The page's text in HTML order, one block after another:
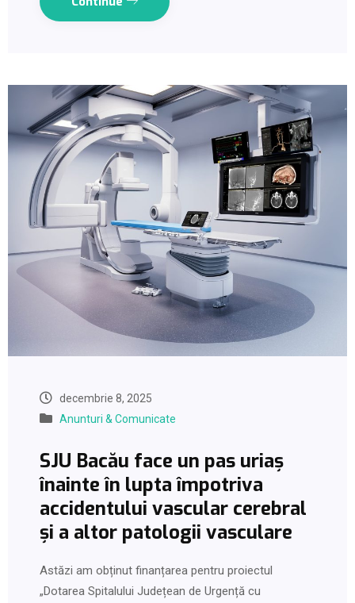
decembrie 8, 2025
Anunturi & Comunicate
SJU Bacău face un pas uriaș
înainte în lupta împotriva
accidentului vascular cerebral
și a altor patologii vasculare
Astăzi am obținut finanțarea pentru proiectul
„Dotarea Spitalului Județean de Urgență cu